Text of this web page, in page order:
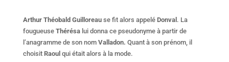
Arthur Théobald Guilloreause fit alors appelé Donval . La
fougueuse Thérésalui donna ce pseudonyme à partir de
l’anagramme de son nom Valladon. Quant à son prénom, il
choisit Raoul qui était alors à la mode.